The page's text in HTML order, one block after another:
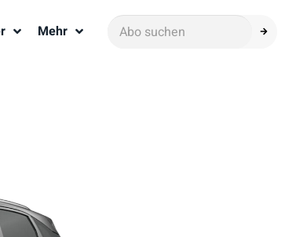
Mehr